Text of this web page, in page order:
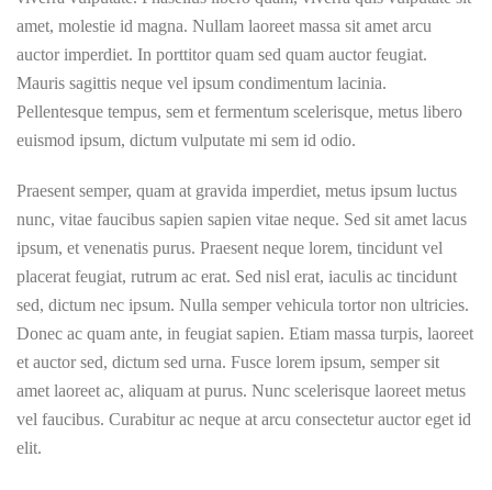
amet, molestie id magna. Nullam laoreet massa sit amet arcu
auctor imperdiet. In porttitor quam sed quam auctor feugiat.
Mauris sagittis neque vel ipsum condimentum lacinia.
Pellentesque tempus, sem et fermentum scelerisque, metus libero
euismod ipsum, dictum vulputate mi sem id odio.
Praesent semper, quam at gravida imperdiet, metus ipsum luctus
nunc, vitae faucibus sapien sapien vitae neque. Sed sit amet lacus
ipsum, et venenatis purus. Praesent neque lorem, tincidunt vel
placerat feugiat, rutrum ac erat. Sed nisl erat, iaculis ac tincidunt
sed, dictum nec ipsum. Nulla semper vehicula tortor non ultricies.
Donec ac quam ante, in feugiat sapien. Etiam massa turpis, laoreet
et auctor sed, dictum sed urna. Fusce lorem ipsum, semper sit
amet laoreet ac, aliquam at purus. Nunc scelerisque laoreet metus
vel faucibus. Curabitur ac neque at arcu consectetur auctor eget id
elit.